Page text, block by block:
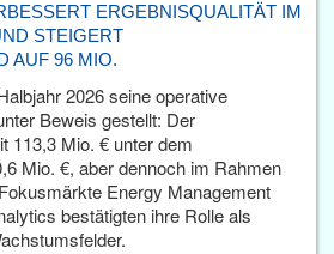
ERGEBNISQUALITÄT IM
STEIGERT
AUF 96 MIO.
2026 seine operative
Beweis gestellt: Der
113,3 Mio. € unter dem
Mio. €, aber dennoch im Rahmen
Energy Management
bestätigten ihre Rolle als